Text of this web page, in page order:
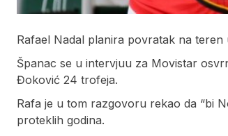
Rafael Nadal planira povratak na
Španac se u intervjuu za Movistar
Đoković 24 trofeja.
Rafa je u tom razgovoru rekao da “bi
proteklih godina.